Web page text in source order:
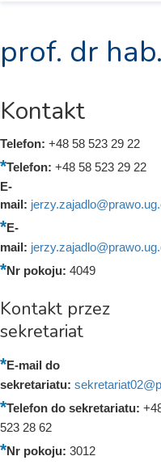
prof. dr
Kontakt
Telefon: +48 58 523 29 22
Telefon: +48 58 523 29 22
E-
mail:
E-
mail:
Nr pokoju: 4049
Kontakt przez
sekretariat
E-mail do
sekretariatu:
Telefon do sekretariatu:
523 28 62
Nr pokoju: 3012